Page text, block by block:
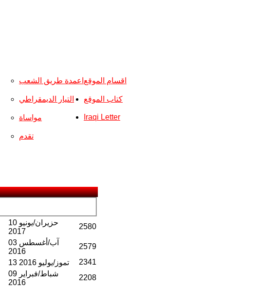
اقسام الموقع اعمدة طريق الشعب
التيار الديمقراطي
مواساة
تقدم
كتاب الموقع
Iraqi Letter
10 حزيران/يونيو
2017
2580
03 آب/أغسطس
2016
2579
13 تموز/يوليو 2016
2341
09 شباط/فبراير
2016
2208